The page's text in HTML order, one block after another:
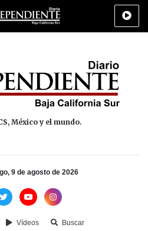
Policiaca Deportes Cultura
México y el mundo.
9 de agosto de 2026
Vídeos Buscar